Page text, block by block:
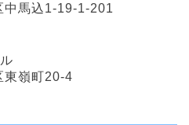
中馬込1-19-1-201
東嶺町20-4